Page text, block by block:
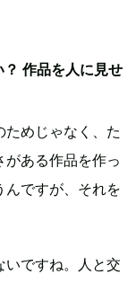
作品を人に見せ
めじゃなく、た
ある作品を作っ
んですが、それを
いですね。人と交